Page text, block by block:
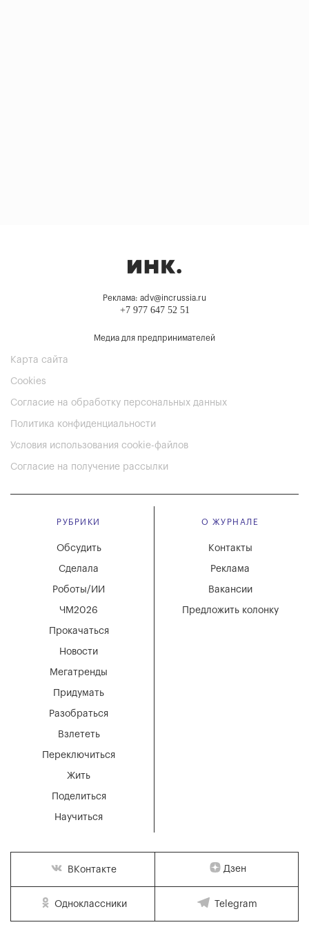
Реклама: adv@incrussia.ru
+7 977 647 52 51
Медиа для предпринимателей
Карта сайта
Cookies
Согласие на обработку персональных данных
Политика конфиденциальности
Условия использования cookie-файлов
Согласие на получение рассылки
РУБРИКИ
Мегатренды
Придумать
Разобраться
Взлететь
Новости
Переключиться
Жить
Поделиться
Научиться
Обсудить
Сделала
Роботы/ИИ
ЧМ2026
Прокачаться
О ЖУРНАЛЕ
Вакансии
Реклама
Контакты
Предложить колонку
ВКонтакте Дзен
Одноклассники Telegram